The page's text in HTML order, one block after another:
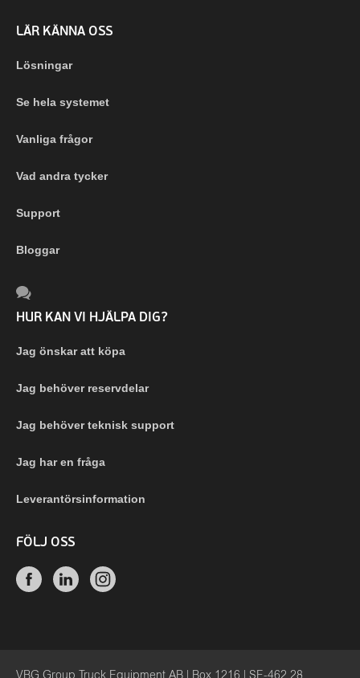
LÄR KÄNNA OSS
Lösningar
Se hela systemet
Vanliga frågor
Vad andra tycker
Support
Bloggar
HUR KAN VI HJÄLPA DIG?
Jag önskar att köpa
Jag behöver reservdelar
Jag behöver teknisk support
Jag har en fråga
Leverantörsinformation
FÖLJ OSS
VBG Group Truck Equipment AB | Box 1216 | SE-462 28